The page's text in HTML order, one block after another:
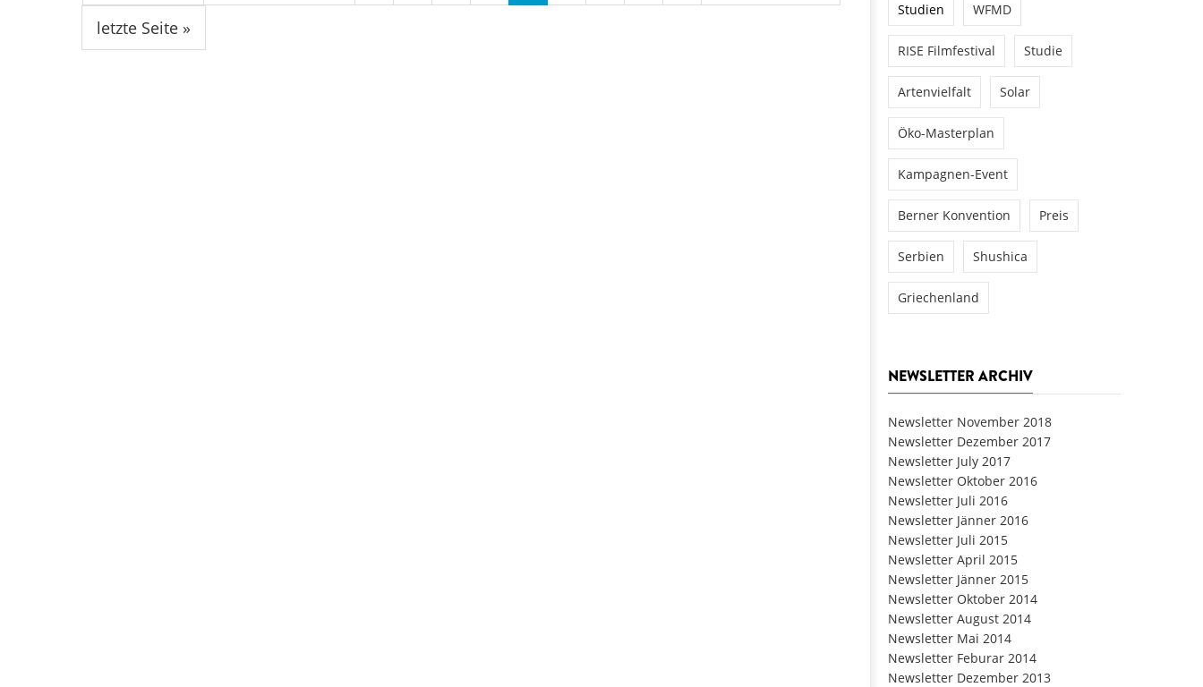
letzte Seite »
Studien WFMD
RISE Filmfestival Studie
Artenvielfalt Solar
Öko-Masterplan
Kampagnen-Event
Berner Konvention Preis
Serbien Shushica
Griechenland
NEWSLETTER ARCHIV
Newsletter November 2018
Newsletter Dezember 2017
Newsletter July 2017
Newsletter Oktober 2016
Newsletter Juli 2016
Newsletter Jänner 2016
Newsletter Juli 2015
Newsletter April 2015
Newsletter Jänner 2015
Newsletter Oktober 2014
Newsletter August 2014
Newsletter Mai 2014
Newsletter Feburar 2014
Newsletter Dezember 2013